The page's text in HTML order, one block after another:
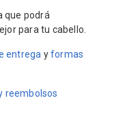
que podrá
para tu cabello.
entrega yformas
reembolsos